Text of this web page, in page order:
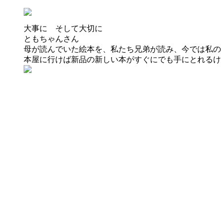
大事に そして大切に
ともちゃんさん
母が読んでいた絵本を、私たち兄弟が読み、今では私
本屋に行けば新品の新しい本がすぐにでも手にとれる